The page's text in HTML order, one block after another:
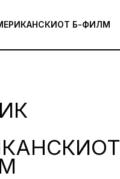
Б-ФИЛМ